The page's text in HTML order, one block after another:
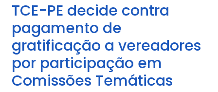
TCE-PE decide contra
pagamento de
gratificação a vereadores
por participação em
Comissões Temáticas